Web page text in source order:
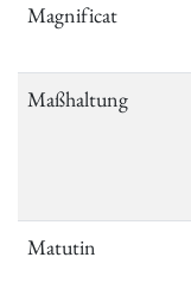
Magnificat
Maßhaltung
Matutin